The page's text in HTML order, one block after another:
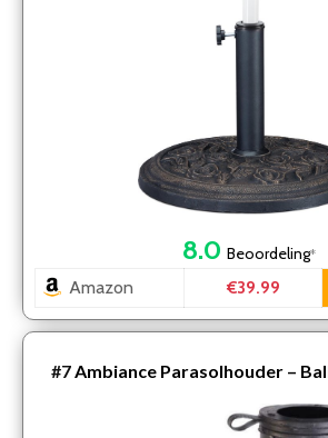
8.0 Beoordeling*
Amazon €39.99
#7Ambiance Parasolhouder –
diameter van 38 tot 54